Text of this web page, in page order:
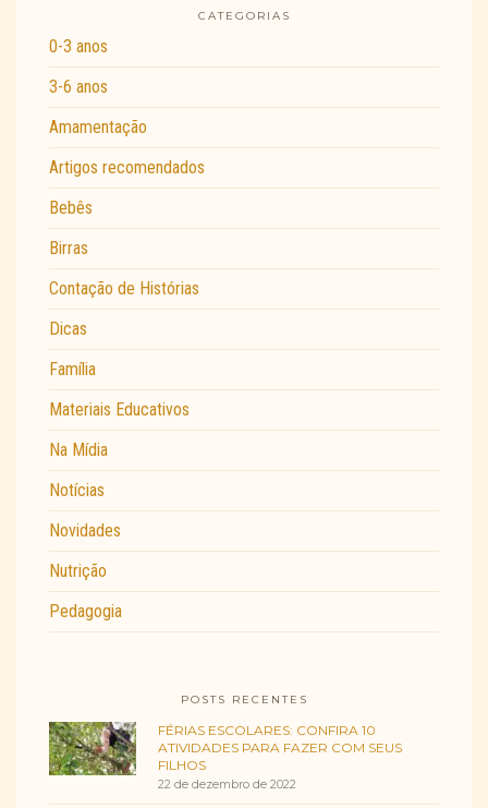
CATEGORIAS
0-3 anos
3-6 anos
Amamentação
Artigos recomendados
Bebês
Birras
Contação de Histórias
Dicas
Família
Materiais Educativos
Na Mídia
Notícias
Novidades
Nutrição
Pedagogia
POSTS RECENTES
FÉRIAS ESCOLARES: CONFIRA 10
ATIVIDADES PARA FAZER COM SEUS
FILHOS
22 de dezembro de 2022